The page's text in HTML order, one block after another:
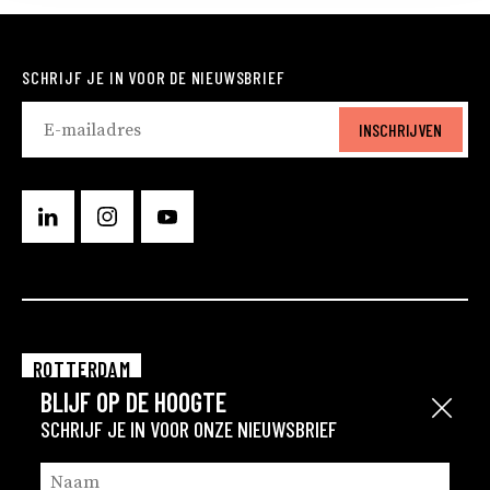
Sluit
BLIJF OP DE HOOGTE
SCHRIJF JE IN VOOR ONZE NIEUWSBRIEF
SCHRIJF JE IN VOOR DE NIEUWSBRIEF
INSCHRIJVEN
ROTTERDAM
EINDHOVEN
GRONINGEN